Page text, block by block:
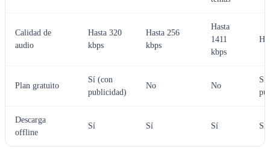
Calidad de
audio
Hasta 320
kbps
Hasta 256
kbps
Hasta
1411
kbps
Plan gratuito
Sí (con
publicidad)
No No
Sí
Descarga
offline
Sí Sí Sí Sí